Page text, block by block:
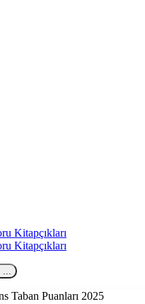
Kitapçıkları
Kitapçıkları
...
Taban Puanları 2025